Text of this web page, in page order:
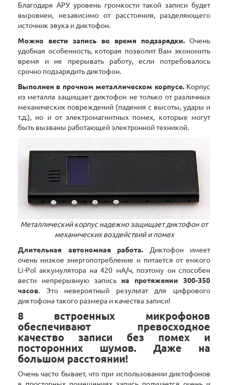
Благодаря АРУ уровень громкости такой записи будет
выровнен, независимо от расстояния, разделяющего
источник звука и диктофон.
Можно вести запись во время подзарядки. Очень
удобная особенность, которая позволит Вам экономить
время и не прерывать работу, если потребовалось
срочно подзарядить диктофон.
Выполнен в прочном металлическом корпусе.Корпус
из металла защищает диктофон не только от различных
механических повреждений (падения с высоты, удары и
т.д.), но и от электромагнитных помех, которые могут
быть вызваны работающей электронной техникой.
Металлический корпус надежно защищает диктофон от
механических воздействий и помех
Длительная автономная работа. Диктофон имеет
очень низкое энергопотребление и питается от емкого
Li-Pol аккумулятора на 420 мА/ч, поэтому он способен
вести непрерывную запись на протяжении 300-350
часов. Это невероятный результат для цифрового
диктофона такого размера и качества записи!
8 встроенных микрофонов
обеспечивают превосходное
качество записи без помех и
посторонних шумов. Даже на
большом расстоянии!
Очень часто бывает, что при использовании диктофонов